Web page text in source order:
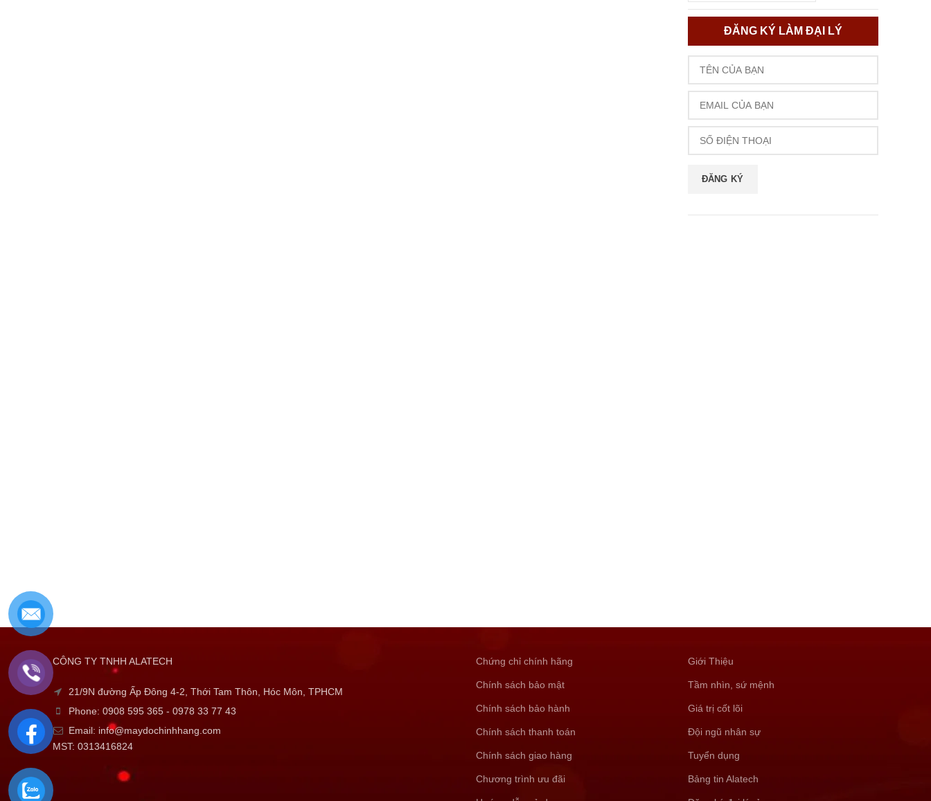
ĐĂNG KÝ LÀM ĐẠI LÝ
CÔNG TY TNHH ALATECH
21/9N đường Ấp Đông 4-2, Thới Tam Thôn, Hóc Môn, TPHCM
Phone: 0908 595 365 - 0978 33 77 43
Email: info@maydochinhhang.com
MST: 0313416824
Chứng chỉ chính hãng
Chính sách bảo mật
Chính sách bảo hành
Chính sách thanh toán
Chính sách giao hàng
Chương trình ưu đãi
Giới Thiệu
Tầm nhìn, sứ mệnh
Giá trị cốt lõi
Đội ngũ nhân sự
Tuyển dụng
Bảng tin Alatech